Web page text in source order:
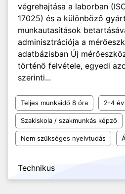
végrehajtása a laborban
17025) és a különböző
munkautasítások
adminisztrációja a
adatbázisban Új
történő felvétele, egyedi
szerinti...
Teljes munkaidő 8 óra 2-4 év
Szakiskola / szakmunkás képző
Nem szükséges nyelvtudás
Technikus